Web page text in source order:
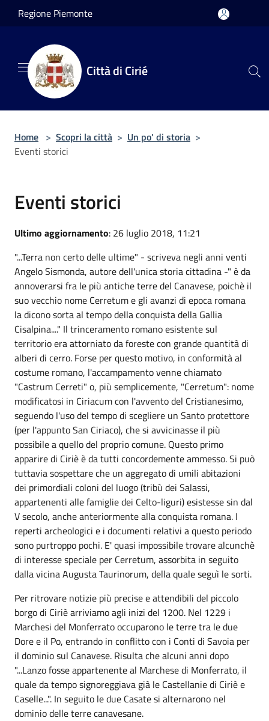
Salta al contenuto principale
Regione Piemonte
Città di Cirié
Home > Scopri la città > Un po' di storia >
Eventi storici
Eventi storici
Ultimo aggiornamento: 26 luglio 2018, 11:21
"...Terra non certo delle ultime" - scriveva negli anni venti
Angelo Sismonda, autore dell'unica storia cittadina -" è da
annoverarsi fra le più antiche terre del Canavese, poichè il
suo vecchio nome Cerretum e gli avanzi di epoca romana
la dicono sorta al tempo della conquista della Gallia
Cisalpina...." Il trinceramento romano esistente sul
territorio era attorniato da foreste con grande quantità di
alberi di cerro. Forse per questo motivo, in conformità al
costume romano, l'accampamento venne chiamato
"Castrum Cerreti" o, più semplicemente, "Cerretum": nome
modificatosi in Ciriacum con l'avvento del Cristianesimo,
seguendo l'uso del tempo di scegliere un Santo protettore
(per l'appunto San Ciriaco), che si avvicinasse il più
possibile a quello del proprio comune. Questo primo
apparire di Ciriè è da tutti concordemente ammesso. Si può
tuttavia sospettare che un aggregato di umili abitazioni
dei primordiali coloni del luogo (tribù dei Salassi,
appartenenti alle famiglie dei Celto-liguri) esistesse sin dal
V secolo, anche anteriormente alla conquista romana. I
reperti archeologici e i documenti relativi a questo periodo
sono purtroppo pochi. E' quasi impossibile trovare alcunchè
di interesse speciale per Cerretum, assorbita in seguito
dalla vicina Augusta Taurinorum, della quale seguì le sorti.
Per ritrovare notizie più precise e attendibili del piccolo
borgo di Ciriè arriviamo agli inizi del 1200. Nel 1229 i
Marchesi del Monferrato occuparono le terre tra le due
Dore e il Po, entrando in conflitto con i Conti di Savoia per
il dominio sul Canavese. Risulta che alcuni anni dopo
"...Lanzo fosse appartenente al Marchese di Monferrato, il
quale da tempo signoreggiava già le Castellanie di Ciriè e
Caselle...". In seguito le due Casate si alternarono nel
dominio delle terre canavesane.